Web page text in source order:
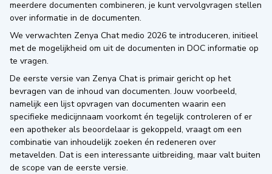
meerdere documenten combineren, je kunt vervolgvragen stellen
over informatie in de documenten.
We verwachten Zenya Chat medio 2026 te introduceren, initieel
met de mogelijkheid om uit de documenten in DOC informatie op
te vragen.
De eerste versie van Zenya Chat is primair gericht op het
bevragen van de inhoud van documenten. Jouw voorbeeld,
namelijk een lijst opvragen van documenten waarin een
specifieke medicijnnaam voorkomt én tegelijk controleren of er
een apotheker als beoordelaar is gekoppeld, vraagt om een
combinatie van inhoudelijk zoeken én redeneren over
metavelden. Dat is een interessante uitbreiding, maar valt buiten
de scope van de eerste versie.